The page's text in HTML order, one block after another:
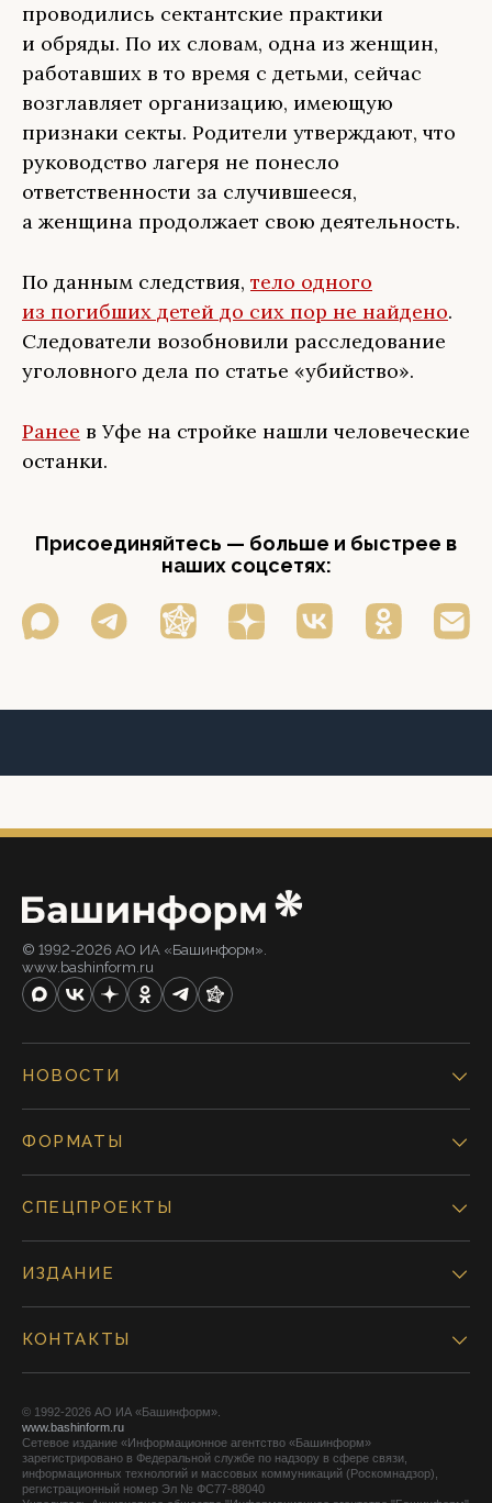
проводились сектантские практики
и обряды. По их словам, одна из женщин,
работавших в то время с детьми, сейчас
возглавляет организацию, имеющую
признаки секты. Родители утверждают, что
руководство лагеря не понесло
ответственности за случившееся,
а женщина продолжает свою деятельность.
По данным следствия, тело одного
из погибших детей до сих пор не найдено.
Следователи возобновили расследование
уголовного дела по статье «убийство».
Ранее в Уфе на стройке нашли человеческие
останки.
Присоединяйтесь — больше и быстрее в
наших соцсетях:
© 1992-2026 АО ИА «Башинформ».
www.bashinform.ru
НОВОСТИ
ФОРМАТЫ
СПЕЦПРОЕКТЫ
ИЗДАНИЕ
КОНТАКТЫ
© 1992-2026 АО ИА «Башинформ».
www.bashinform.ru
Сетевое издание «Информационное агентство «Башинформ»
зарегистрировано в Федеральной службе по надзору в сфере связи,
информационных технологий и массовых коммуникаций (Роскомнадзор),
регистрационный номер Эл № ФС77-88040